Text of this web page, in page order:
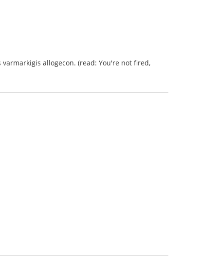
varmarkigis allogecon. (read: You're not fired,